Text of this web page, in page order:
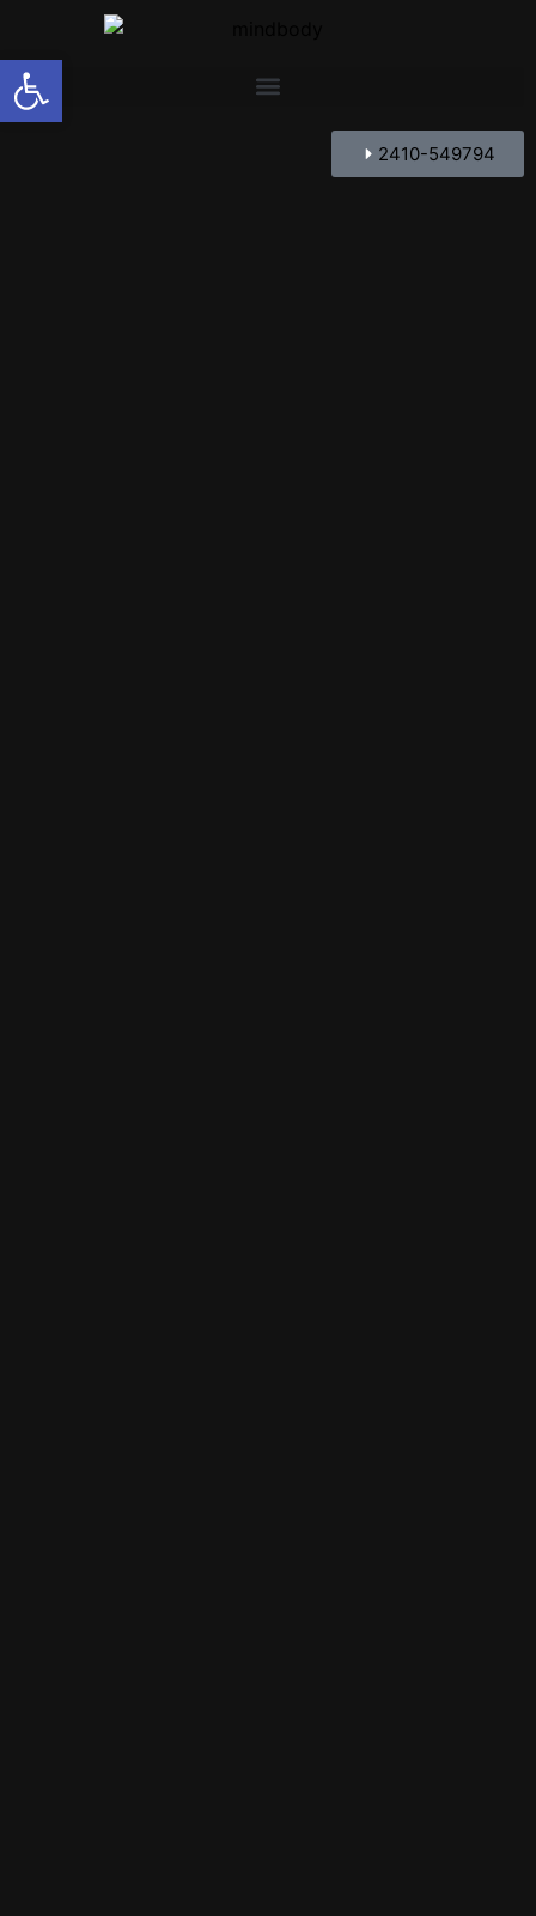
2410-549794
Ανοίξτε τη γραμμή εργαλείων